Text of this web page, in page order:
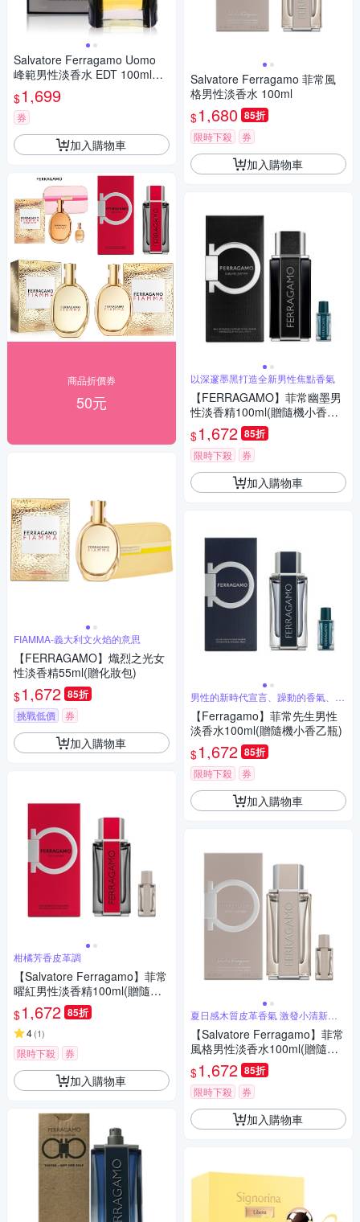
Salvatore Ferragamo Uomo
峰範男性淡香水 EDT 100ml
(平行輸入)
$1,699
券
加入購物車
商品折價券
50元
FIAMMA-義大利文火焰的意思
【FERRAGAMO】熾烈之光女
性淡香精55ml(贈化妝包)
$1,672 85折
挑戰低價 券
加入購物車
柑橘芳香皮革調
【Salvatore Ferragamo】菲常
曜紅男性淡香精100ml(贈隨機
小香乙瓶)
$1,672 85折
4(1)
限時下殺 券
加入購物車
Salvatore Ferragamo 菲常風
格男性淡香水 100ml
$1,680 85折
限時下殺 券
加入購物車
以深邃墨黑打造全新男性焦點香氣
【FERRAGAMO】菲常幽墨男
性淡香精100ml(贈隨機小香乙
瓶)
$1,672 85折
限時下殺 券
加入購物車
男性的新時代宣言、躁動的香氣、自
由的靈魂
【Ferragamo】菲常先生男性
淡香水100ml(贈隨機小香乙瓶)
$1,672 85折
限時下殺 券
加入購物車
夏日感木質皮革香氣 激發小清新荷
爾蒙
【Salvatore Ferragamo】菲常
風格男性淡香水100ml(贈隨機
小香乙瓶)
$1,672 85折
限時下殺 券
加入購物車